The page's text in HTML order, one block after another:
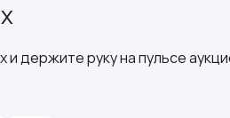
держите руку на пульсе